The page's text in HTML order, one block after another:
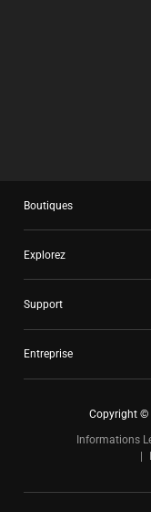
Boutiques
Explorez
Support
Entreprise
Copyright ©
Informations